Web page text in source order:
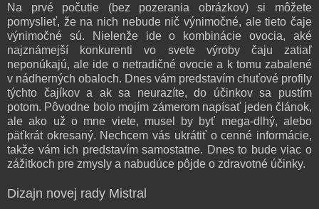
Na prvé počutie (bez pozerania obrázkov) si môžete
pomyslieť, že na nich nebude nič výnimočné, ale tieto čaje
výnimočné sú. Nielenže ide o kombinácie ovocia, aké
najznámejší konkurenti vo svete výroby čaju zatiaľ
neponúkajú, ale ide o netradičné ovocie a k tomu zabalené
v nádherných obaloch. Dnes vám predstavím chuťové profily
týchto čajíkov a ak sa neurazíte, do účinkov sa pustím
potom. Pôvodne bolo mojím zámerom napísať jeden článok,
ale ako už o mne viete, musel by byť mega-dlhý, alebo
päťkrát okresaný. Nechcem vás ukrátiť o cenné informácie,
takže vám ich predstavím samostatne. Dnes to bude viac o
zážitkoch pre zmysly a nabudúce pôjde o zdravotné účinky.
Dizajn novej rady Mistral